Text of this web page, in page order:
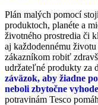
Plán malých pomocí
produktoch, planéte a
životného prostredia či
aj každodennému
zákazníkom robiť
udržateľné produkty za
záväzok, aby žiadne
neboli zbytočne
potravinám Tesco